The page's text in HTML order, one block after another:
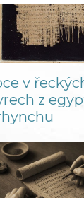
v
z